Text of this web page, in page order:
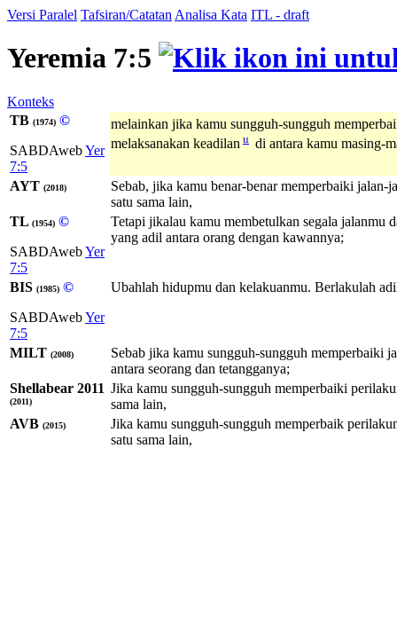
Versi Paralel Tafsiran/Catatan Analisa Kata ITL - draft
Yeremia 7:5
Konteks
TB (1974) ©
SABDAwebYer
7:5
melainkan jika kamu sungguh-sungguh
melaksanakan keadilan u di antara kamu masing-
AYT (2018)
Sebab, jika kamu benar-benar memperbaiki
satu sama lain,
TL (1954) ©
SABDAwebYer
7:5
Tetapi jikalau kamu membetulkan segala jalanmu
yang adil antara orang dengan kawannya;
BIS (1985) ©
SABDAwebYer
7:5
Ubahlah hidupmu dan kelakuanmu. Berlakulah
MILT (2008)
Sebab jika kamu sungguh-sungguh memperbaiki
antara seorang dan tetangganya;
Shellabear 2011
(2011)
Jika kamu sungguh-sungguh memperbaiki
sama lain,
AVB (2015)
Jika kamu sungguh-sungguh memperbaik
satu sama lain,